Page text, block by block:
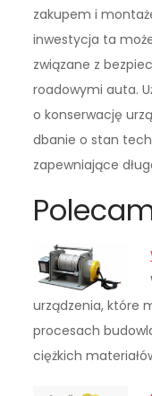
zakupem i
inwestycja ta
związane z
roadowymi auta.
o konserwację
dbanie o stan
zapewniające
urządzenia, które
procesach
ciężkich